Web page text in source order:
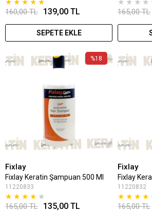
★ ★ ★ ★ ★
139,00 TL
160,00 TL
SEPETE EKLE
★ ★ ★ ★
165,00 TL
%18
Fixlay
Fixlay Keratin Şampuan 500 Ml
11220833
★ ★ ★ ★ ★
135,00 TL
165,00 TL
Fixlay
Fixlay
11220832
★ ★ ★ ★
165,00 TL